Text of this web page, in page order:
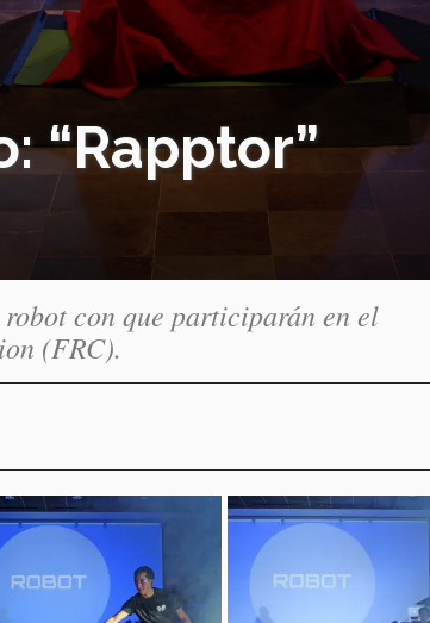
“Rapptor”
con que participarán en el
(FRC).